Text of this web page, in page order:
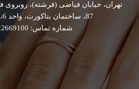
تهران، خیابان فیاضی (فرشته)، روبروی
87، ساختمان بتاکورت، واحد 6، طبقه سوم
شماره تماس: 02122669100